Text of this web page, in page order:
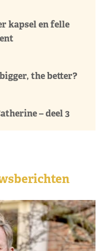
kapsel en felle
the better?
– deel 3